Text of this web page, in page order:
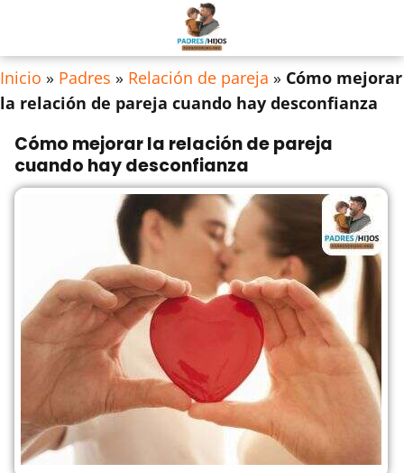
Inicio » Padres » Relación de pareja » Cómo mejorar
la relación de pareja cuando hay desconfianza
Cómo mejorar la relación de pareja
cuando hay desconfianza